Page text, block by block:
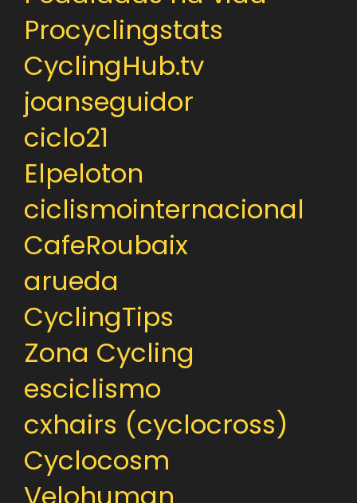
Procyclingstats
CyclingHub.tv
joanseguidor
ciclo21
Elpeloton
ciclismointernacional
CafeRoubaix
arueda
CyclingTips
Zona Cycling
esciclismo
cxhairs (cyclocross)
Cyclocosm